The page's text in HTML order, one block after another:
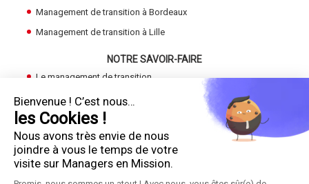
Management de transition à Bordeaux
Management de transition à Lille
NOTRE SAVOIR-FAIRE
Le management de transition
Devenir Manager de Transition
Trouver un manager de transition
LE GROUPE
Cadres en Mission
Bienvenue ! C’est nous…
les Cookies !
Nous avons très envie de nous
joindre à vous le temps de votre
visite sur Managers en Mission.